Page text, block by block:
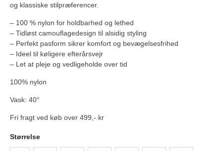
og klassiske stilpræferencer.
– 100 % nylon for holdbarhed og lethed
– Tidløst camouflagedesign til alsidig styling
– Perfekt pasform sikrer komfort og bevægelsesfrihed
– Ideel til køligere efterårsvejr
– Let at pleje og vedligeholde over tid
100% nylon
Vask: 40°
Fri fragt ved køb over 499,- kr
Størrelse